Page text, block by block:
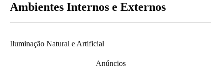
Ambientes Internos e Externos
Iluminação Natural e Artificial
Anúncios